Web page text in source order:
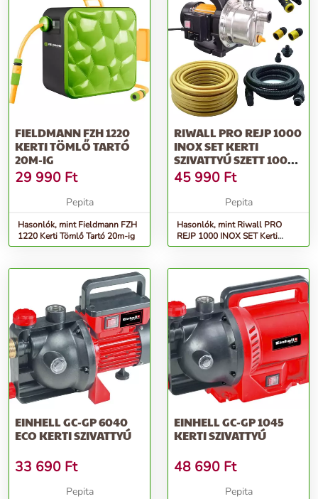
FIELDMANN FZH 1220
KERTI TÖMLŐ TARTÓ
20M-IG
29 990 Ft
Pepita
Hasonlók, mint Fieldmann FZH
1220 Kerti Tömlő Tartó 20m-ig
RIWALL PRO REJP 1000
INOX SET KERTI
SZIVATTYÚ SZETT 1000
W
45 990 Ft
Pepita
Hasonlók, mint Riwall PRO
REJP 1000 INOX SET Kerti
szivattyú szett 1000 W
EINHELL GC-GP 6040
ECO KERTI SZIVATTYÚ
33 690 Ft
Pepita
EINHELL GC-GP 1045
KERTI SZIVATTYÚ
48 690 Ft
Pepita